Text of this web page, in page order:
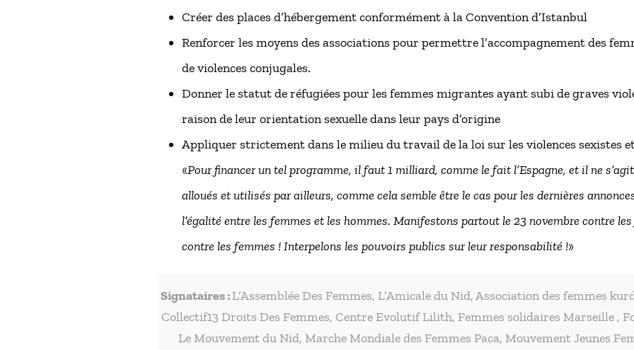
Créer des places d’hébergement conformément à la Convention d’Istanbul
Renforcer les moyens des associations pour permettre l’accompagnement des
de violences conjugales.
Donner le statut de réfugiées pour les femmes migrantes ayant subi de graves
raison de leur orientation sexuelle dans leur pays d’origine
Appliquer strictement dans le milieu du travail de la loi sur les violences sexistes
«Pour financer un tel programme, il faut 1 milliard, comme le fait l’Espagne, et il ne
alloués et utilisés par ailleurs, comme cela semble être le cas pour les dernières
l’égalité entre les femmes et les hommes. Manifestons partout le 23 novembre contre
contre les femmes ! Interpelons les pouvoirs publics sur leur responsabilité !»
Signataires :L’Assemblée Des Femmes, L’Amicale du Nid, Association des femmes
Collectif13 Droits Des Femmes, Centre Evolutif Lilith, Femmes solidaires Marseille ,
Le Mouvement du Nid, Marche Mondiale des Femmes Paca, Mouvement Jeunes